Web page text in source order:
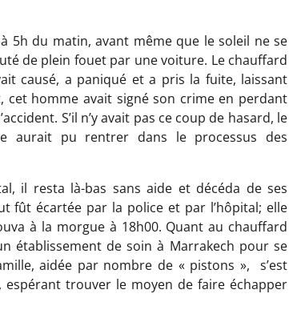
5h du matin, avant même que le soleil ne se
de plein fouet par une voiture. Le chauffard
causé, a paniqué et a pris la fuite, laissant
cet homme avait signé son crime en perdant
S’il n’y avait pas ce coup de hasard, le
aurait pu rentrer dans le processus des
il resta là-bas sans aide et décéda de ses
fût écartée par la police et par l’hôpital; elle
à la morgue à 18h00. Quant au chauffard
établissement de soin à Marrakech pour se
aidée par nombre de « pistons », s’est
trouver le moyen de faire échapper